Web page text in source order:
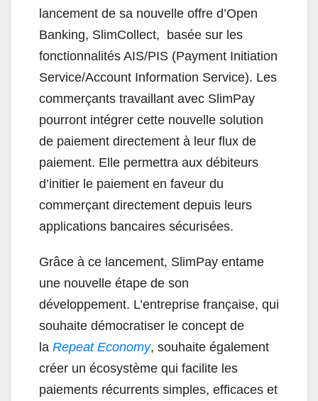
lancement de sa nouvelle offre d’Open
Banking, SlimCollect, basée sur les
fonctionnalités AIS/PIS (Payment Initiation
Service/Account Information Service). Les
commerçants travaillant avec SlimPay
pourront intégrer cette nouvelle solution
de paiement directement à leur flux de
paiement. Elle permettra aux débiteurs
d’initier le paiement en faveur du
commerçant directement depuis leurs
applications bancaires sécurisées.
Grâce à ce lancement, SlimPay entame
une nouvelle étape de son
développement. L’entreprise française, qui
souhaite démocratiser le concept de
la Repeat Economy, souhaite également
créer un écosystème qui facilite les
paiements récurrents simples, efficaces et